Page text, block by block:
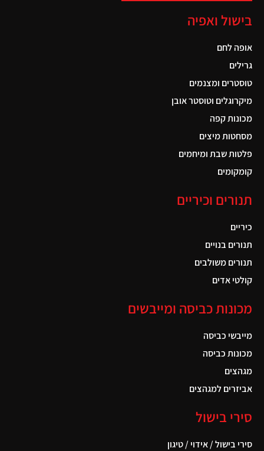
בישול ואפיה
אופה לחם
גרילים
טוסטרים ומצנמים
מיקרוגלים וטוסטר אובן
מכונות קפה
מסחטות מיצים
פלטות שבת ומיחמים
קומקומים
תנורים וכיריים
כיריים
תנורים בנויים
תנורים משולבים
קולטי אדים
מכונות כביסה ומייבשים
מייבשי כביסה
מכונות כביסה
מגהצים
אביזרים למגהצים
סירי בישול
סירי בישול / אידוי / טיגון